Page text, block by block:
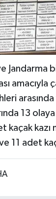
Jandarma
arasında
13
kaçak
11 adet